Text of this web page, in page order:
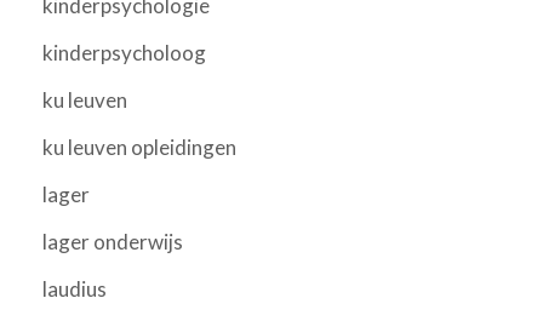
kinderpsycholoog
ku leuven
ku leuven opleidingen
lager
lager onderwijs
laudius